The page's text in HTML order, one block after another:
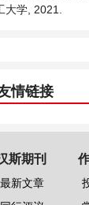
学, 2021.
情链接
斯期刊
最新文章